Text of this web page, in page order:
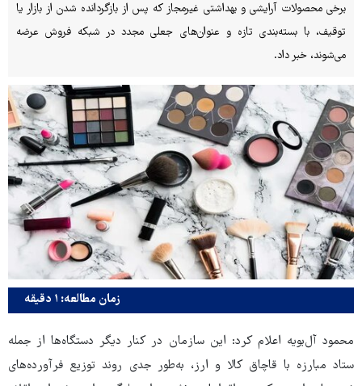
برخی محصولات آرایشی و بهداشتی غیرمجاز که پس از بازگردانده شدن از بازار یا
توقیف، با بسته‌بندی تازه و عنوان‌های جعلی مجدد در شبکه فروش عرضه
می‌شوند، خبر داد.
زمان مطالعه: ۱ دقیقه
محمود آل‌بویه اعلام کرد: این سازمان در کنار دیگر دستگاه‌ها از جمله
ستاد مبارزه با قاچاق کالا و ارز، به‌طور جدی روند توزیع فرآورده‌های